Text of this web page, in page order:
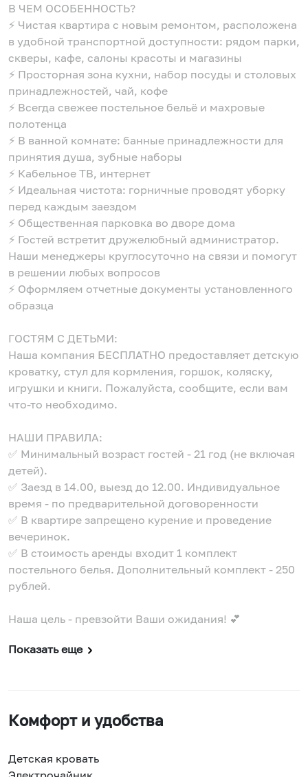
В ЧЕМ ОСОБЕННОСТЬ?
⚡️ Чистая квартира с новым ремонтом, расположена
в удобной транспортной доступности: рядом парки,
скверы, кафе, салоны красоты и магазины
⚡️ Просторная зона кухни, набор посуды и столовых
принадлежностей, чай, кофе
⚡️ Всегда свежее постельное бельё и махровые
полотенца
⚡️ В ванной комнате: банные принадлежности для
принятия душа, зубные наборы
⚡️ Кабельное ТВ, интернет
⚡️ Идеальная чистота: горничные проводят уборку
перед каждым заездом
⚡️ Общественная парковка во дворе дома
⚡️ Гостей встретит дружелюбный администратор.
Наши менеджеры круглосуточно на связи и помогут
в решении любых вопросов
⚡️ Оформляем отчетные документы установленного
образца
ГОСТЯМ С ДЕТЬМИ:
Наша компания БЕСПЛАТНО предоставляет детскую
кроватку, стул для кормления, горшок, коляску,
игрушки и книги. Пожалуйста, сообщите, если вам
что-то необходимо.
НАШИ ПРАВИЛА:
✅ Минимальный возраст гостей - 21 год (не включая
детей).
✅ Заезд в 14.00, выезд до 12.00. Индивидуальное
время - по предварительной договоренности
✅ В квартире запрещено курение и проведение
вечеринок.
✅ В стоимость аренды входит 1 комплект
постельного белья. Дополнительный комплект - 250
рублей.
Наша цель - превзойти Ваши ожидания! 💕
Показать еще
Комфорт и удобства
Детская кровать